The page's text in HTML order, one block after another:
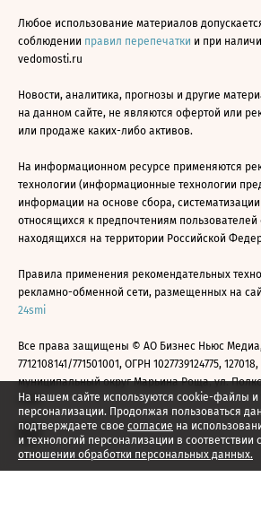
На нашем сайте используются cookie-файлы и
персонализации. Продолжая пользоваться
подтверждаете свое согласие на
и технологий персонализации в соответствии с
отношении обработки персональных данных.
Любое использование материалов
соблюдении правил перепечатки и при
vedomosti.ru
Новости, аналитика, прогнозы и другие
на данном сайте, не являются офертой или
или продаже каких-либо активов.
На информационном ресурсе применяются
технологии (информационные технологии
информации на основе сбора,
относящихся к предпочтениям пользователей
находящихся на территории Российской
Правила применения рекомендательных
рекламно-обменной сети, размещенных на
24smi
Все права защищены © АО Бизнес Ньюс
7712108141/771501001, ОГРН 1027739124775,
муниципальный округ Марьина Роща, ул.
2026